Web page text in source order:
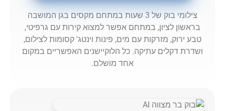
צילומי בוק של 3 שעות במתחם מקסים בגן המושבה
בראשון לציון, במתחם אפשר למצוא קירות עם גרפיטי,
טבע ירוק, מזרקות עם מים, פינות וינטג' קסומות לצילום,
ושדרת דקלים עתיקה. כל הלוקיישנים האפשריים במקום
אחד מושלם.